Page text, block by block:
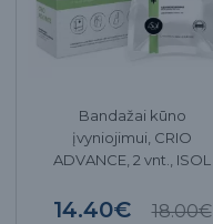
Bandažai kūno
įvyniojimui, CRIO
ADVANCE, 2 vnt., ISOL
14.40€ 18.00€